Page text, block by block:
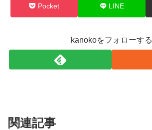
Pocket LINE
kanokoをフォローする
関連記事